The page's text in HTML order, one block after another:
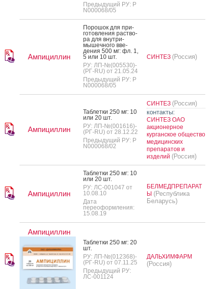
Предыдущий РУ: Р
N000068/05
Ампициллин
По­рошок для при­
готов­ле­ния рас­тво­
ра для внут­ри­
мышеч­но­го вве­
дения 500 мг: фл. 1,
5 или 10 шт.
РУ: ЛП-№(005530)-
(РГ-RU) от 21.05.24
Предыдущий РУ: Р
N000068/05
СИНТЕЗ (Россия)
Ампициллин
Таб­летки 250 мг: 10
или 20 шт.
РУ: ЛП-№(001616)-
(РГ-RU) от 28.12.22
Предыдущий РУ: Р
N000068/02
СИНТЕЗ (Россия)
контакты:
СИНТЕЗ ОАО
акционерное
курганское общество
медицинских
препаратов и
изделий (Россия)
Ампициллин
Таб­летки 250 мг: 10
или 20 шт.
РУ: ЛС-001047 от
10.08.10
Дата
переоформления:
15.08.19
БЕЛМЕДПРЕПАРАТ
Ы (Республика
Беларусь)
Ампициллин
Таб­летки 250 мг: 20
шт.
РУ: ЛП-№(012368)-
(РГ-RU) от 07.11.25
Предыдущий РУ:
ЛС-001124
ДАЛЬХИМФАРМ
(Россия)